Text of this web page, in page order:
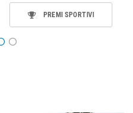
PREMI SPORTIVI